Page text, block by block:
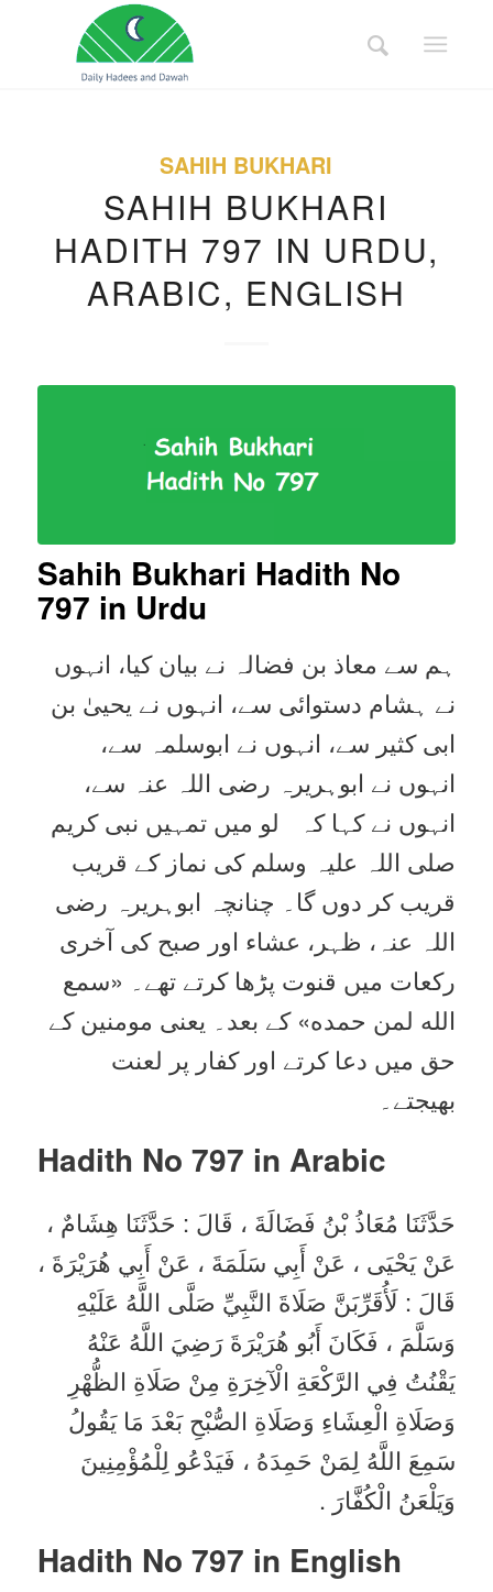
SAHIH BUKHARI
SAHIH BUKHARI
HADITH 797 IN URDU,
ARABIC, ENGLISH
Sahih Bukhari Hadith No
797 in Urdu
ہم سے معاذ بن فضالہ نے بیان کیا، انہوں
نے ہشام دستوائی سے، انہوں نے یحییٰ بن
ابی کثیر سے، انہوں نے ابوسلمہ سے،
انہوں نے ابوہریرہ رضی اللہ عنہ سے،
انہوں نے کہا کہ لو میں تمہیں نبی کریم
صلی اللہ علیہ وسلم کی نماز کے قریب
قریب کر دوں گا۔ چنانچہ ابوہریرہ رضی
اللہ عنہ، ظہر، عشاء اور صبح کی آخری
رکعات میں قنوت پڑھا کرتے تھے۔ «سمع
الله لمن حمده» کے بعد۔ یعنی مومنین کے
حق میں دعا کرتے اور کفار پر لعنت
بھیجتے۔
Hadith No 797 in Arabic
حَدَّثَنَا مُعَاذُ بْنُ فَضَالَةَ ، قَالَ : حَدَّثَنَا هِشَامٌ ،
عَنْ يَحْيَى ، عَنْ أَبِي سَلَمَةَ ، عَنْ أَبِي هُرَيْرَةَ ،
قَالَ : لَأُقَرِّبَنَّ صَلَاةَ النَّبِيِّ صَلَّى اللَّهُ عَلَيْهِ
وَسَلَّمَ ، فَكَانَ أَبُو هُرَيْرَةَ رَضِيَ اللَّهُ عَنْهُ
يَقْنُتُ فِي الرَّكْعَةِ الْآخِرَةِ مِنْ صَلَاةِ الظُّهْرِ
وَصَلَاةِ الْعِشَاءِ وَصَلَاةِ الصُّبْحِ بَعْدَ مَا يَقُولُ
سَمِعَ اللَّهُ لِمَنْ حَمِدَهُ ، فَيَدْعُو لِلْمُؤْمِنِينَ
وَيَلْعَنُ الْكُفَّارَ .
Hadith No 797 in English